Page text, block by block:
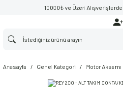
10000₺ ve Üzeri Alışverişlerde
Anasayfa Genel Kategori Motor Aksamı